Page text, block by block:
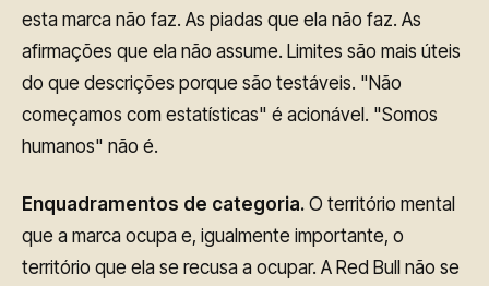
esta marca não faz. As piadas que ela não faz. As
afirmações que ela não assume. Limites são mais úteis
do que descrições porque são testáveis. "Não
começamos com estatísticas" é acionável. "Somos
humanos" não é.
Enquadramentos de categoria. O território mental
que a marca ocupa e, igualmente importante, o
território que ela se recusa a ocupar. A Red Bull não se